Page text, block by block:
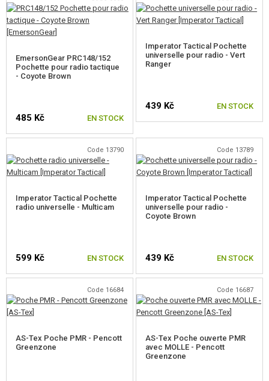
POCHES MÉDICALES
POCHETTES D'ADMINISTRATION
POCHETTES UNIVERSELLES
POCHE VIDE CHARGEUR
SAC D'HYDRATATION (CAMELBAG)
STOCK POCHE
POCHES POUR BATTERIE
POCHES POUR ECOUTEURS
POCHES CEINTURE
BOTTES, IMPRÉGNATION
PREMIERS SECOURS
PORTE-CLÉS
EmersonGear PRC148/152
Pochette pour radio tactique
- Coyote Brown
485 Kč EN STOCK
Imperator Tactical Pochette
universelle pour radio - Vert
Ranger
439 Kč EN STOCK
Code 13790
Imperator Tactical Pochette
radio universelle - Multicam
599 Kč EN STOCK
Code 13789
Imperator Tactical Pochette
universelle pour radio -
Coyote Brown
439 Kč EN STOCK
Code 16684
AS-Tex Poche PMR - Pencott
Greenzone
Code 16687
AS-Tex Poche ouverte PMR
avec MOLLE - Pencott
Greenzone